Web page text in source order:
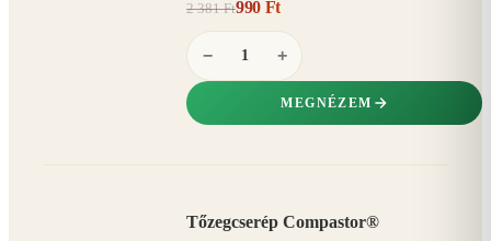
2 381 Ft990 Ft
− +
MEGNÉZEM
Tőzegcserép Compastor®